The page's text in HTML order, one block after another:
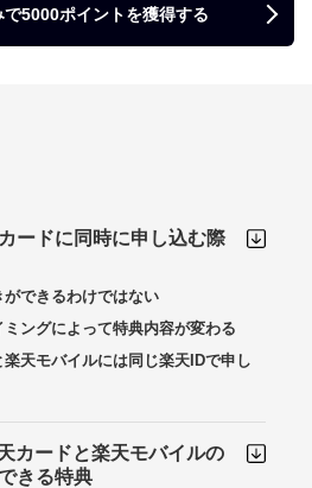
5000ポイントを獲得する
ードに同時に申し込む際
ができるわけではない
ミングによって特典内容が変わる
楽天モバイルには同じ楽天IDで申し
天カードと楽天モバイルの
きる特典